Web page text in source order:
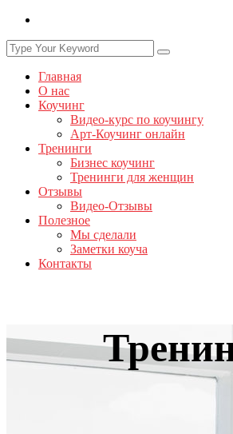
Главная
О нас
Коучинг
Видео-курс по коучингу
Арт-Коучинг онлайн
Тренинги
Бизнес коучинг
Тренинги для женщин
Отзывы
Видео-Отзывы
Полезное
Мы сделали
Заметки коуча
Контакты